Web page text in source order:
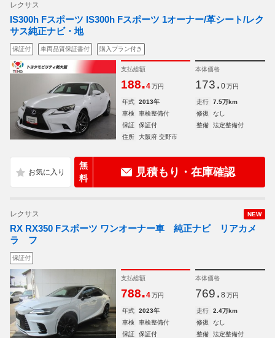
レクサス
IS300h Fスポーツ IS300h Fスポーツ 1オーナー/革シート/レク
サス純正ナビ・地
保証付 車両品質保証書付 購入プラン付き
支払総額
188.4 万円
本体価格
173. 0 万円
年式 2013年 走行
7.5万km
車検
車検整備付 修復
なし
保証
保証付 整備
法定整備付
住所
大阪府 交野市
無
料
見積もり・在庫確認
NEW
レクサス
RX RX350 Fスポーツ ワンオーナー車 純正ナビ リアカメ
ラ フ
保証付
支払総額
788.4 万円
本体価格
769. 8 万円
年式 2023年 走行
2.4万km
車検
車検整備付 修復
なし
保証
保証付 整備
法定整備付